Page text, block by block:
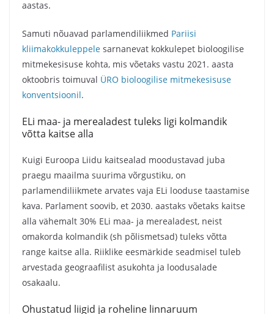
aastas.
Samuti nõuavad parlamendiliikmed Pariisi
kliimakokkuleppele sarnanevat kokkulepet bioloogilise
mitmekesisuse kohta, mis võetaks vastu 2021. aasta
oktoobris toimuval ÜRO bioloogilise mitmekesisuse
konventsioonil.
ELi maa- ja merealadest tuleks ligi kolmandik
võtta kaitse alla
Kuigi Euroopa Liidu kaitsealad moodustavad juba
praegu maailma suurima võrgustiku, on
parlamendiliikmete arvates vaja ELi looduse taastamise
kava. Parlament soovib, et 2030. aastaks võetaks kaitse
alla vähemalt 30% ELi maa- ja merealadest, neist
omakorda kolmandik (sh põlismetsad) tuleks võtta
range kaitse alla. Riiklike eesmärkide seadmisel tuleb
arvestada geograafilist asukohta ja loodusalade
osakaalu.
Ohustatud liigid ja roheline linnaruum